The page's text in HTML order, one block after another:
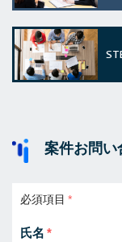
案件お問い
必須項目
氏名